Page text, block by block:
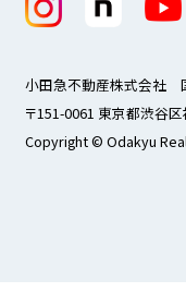
小田急不動産株式会社
〒151-0061 東京都渋谷
Copyright © Odakyu